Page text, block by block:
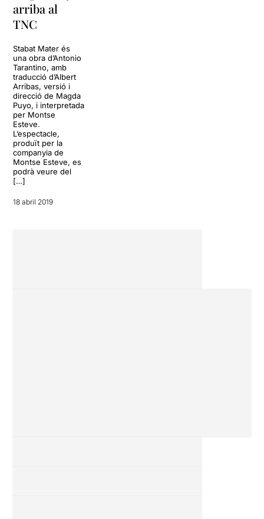
arriba al
TNC
Stabat Mater és
una obra d’Antonio
Tarantino, amb
traducció d’Albert
Arribas, versió i
direcció de Magda
Puyo, i interpretada
per Montse
Esteve.
L’espectacle,
produït per la
companyia de
Montse Esteve, es
podrà veure del
[…]
18 abril 2019